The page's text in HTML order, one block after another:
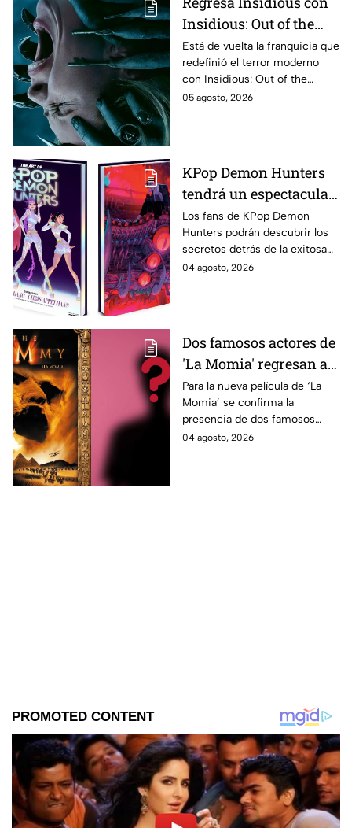
Insidious: Out of the
Further; esto revela el
aterrador primer tráiler
Está de vuelta la franquicia que
redefinió el terror moderno
con Insidious: Out of the
Further. Te contamos todo lo
05 agosto, 2026
KPop Demon Hunters
tendrá un espectacular
libro de arte con más de
500 ilustraciones
inéditas: ¿se venderá
en México?
Los fans de KPop Demon
Hunters podrán descubrir los
secretos detrás de la exitosa
película gracias a un nuevo
04 agosto, 2026
Dos famosos actores de
'La Momia' regresan a
la nueva película;
descubre de quiénes se
tratan
Para la nueva película de ‘La
Momia’ se confirma la
presencia de dos famosos
actores, ya se dio a conocer
04 agosto, 2026